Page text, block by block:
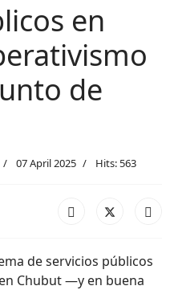
en
de
07 April 2025 Hits: 563
de servicios públicos
Chubut —y en buena